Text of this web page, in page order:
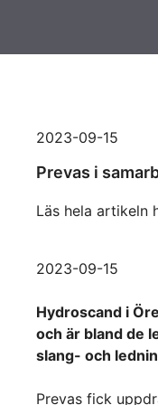
innehåll
2023-09-15
Prevas i
Läs hela artikeln
2023-09-15
Hydroscand i
och är bland de
slang- och
Prevas fick